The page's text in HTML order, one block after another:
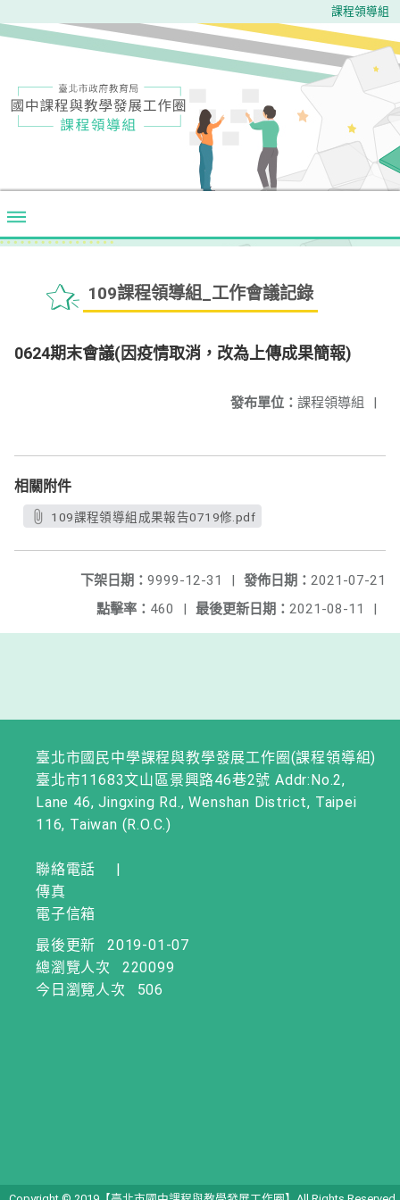
課程領導組
109課程領導組_工作會議記錄
0624期末會議(因疫情取消，改為上傳成果簡報)
發布單位： 課程領導組 |
相關附件
109課程領導組成果報告0719修.pdf
發佈日期： 2021-07-21
下架日期： 9999-12-31
|
最後更新日期： 2021-08-11 |
點擊率： 460 |
臺北市國民中學課程與教學發展工作圈(課程領導組)
臺北市11683文山區景興路46巷2號 Addr:No.2,
Lane 46, Jingxing Rd., Wenshan District, Taipei
116, Taiwan (R.O.C.)
聯絡電話
|
傳真
電子信箱
最後更新
2019-01-07
總瀏覽人次
220099
今日瀏覽人次
506